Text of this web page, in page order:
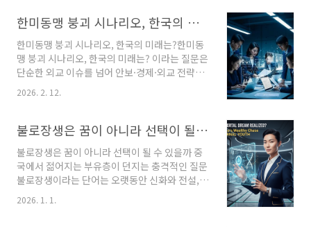
HBM4 세계 최초 양산 출하는 단..
연봉, 그리고 공식 루트까지 구체적으로 정리해
드립니다.1. BMW 정비사가 되기 위한 기본 자격
가장 기본이 되는 것은 자동차정비기능사 자격증
입니다. 수입차 정비를 목표로 한다면 산업기사
이상 자격증이 있으면 유리합니다. BMW는 특히
전장 시스템 이해도를 중요하게 보기 때문에 전
점)자동차 전기·전자 이해관련 학과 졸업 시 유리
2. BM..
한미동맹 붕괴 시나리오, 한국의 미래는?
한미동맹 붕괴 시나리오, 한국의 미래는?한미동
맹 붕괴 시나리오, 한국의 미래는? 이라는 질문은
단순한 외교 이슈를 넘어 안보·경제·외교 전략
정보 제공을 목적으로 작성되었습니다. 다양한
려해야 할 요소를 분석적으로 살펴봅니다.한눈에
보기시나리오주요 변화영향 대상주한미군 철수
안보 공백, 방위비 증가국방·방산 산업경제 협력
약화무역 구조 재편수출 기업외교 균형 전략 전
환다자 외교 확대외교·통상 정책1. 한미동맹 붕
괴 시나리오: 주한미군 철수한미동맹 붕괴 시나
2026. 2. 12.
불로장생은 꿈이 아니라 선택이 될 수 있을까 중국에서 젊어지는 부유층
불로장생은 꿈이 아니라 선택이 될 수 있을까 중
국에서 젊어지는 부유층이 던지는 충격적인 질문
불로장생이라는 단어는 오랫동안 신화와 전설,
왔습니다. 진시황의 불로초 탐색부터 도교 연단
2026. 1. 1.